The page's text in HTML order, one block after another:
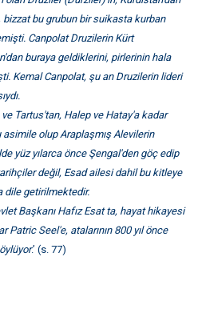
bizzat bu grubun bir suikasta kurban
Canpolat Druzilerin Kürt
buraya geldiklerini, pirlerinin hala
Kemal Canpolat, şu an Druzilerin lideri
Tartus'tan, Halep ve Hatay'a kadar
olup Araplaşmış Alevilerin
yüz yılarca önce Şengal'den göç edip
değil, Esad ailesi dahil bu kitleye
dile getirilmektedir.
Başkanı Hafız Esat ta, hayat hikayesi
Patric Seel'e, atalarının 800 yıl önce
.’ (s. 77)